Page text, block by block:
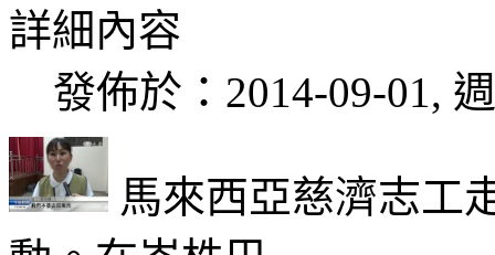
詳細內容
發佈於：2014-09-01,
馬來西亞慈濟志工